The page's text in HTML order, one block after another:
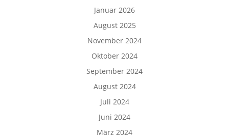
Januar 2026
August 2025
November 2024
Oktober 2024
September 2024
August 2024
Juli 2024
Juni 2024
März 2024